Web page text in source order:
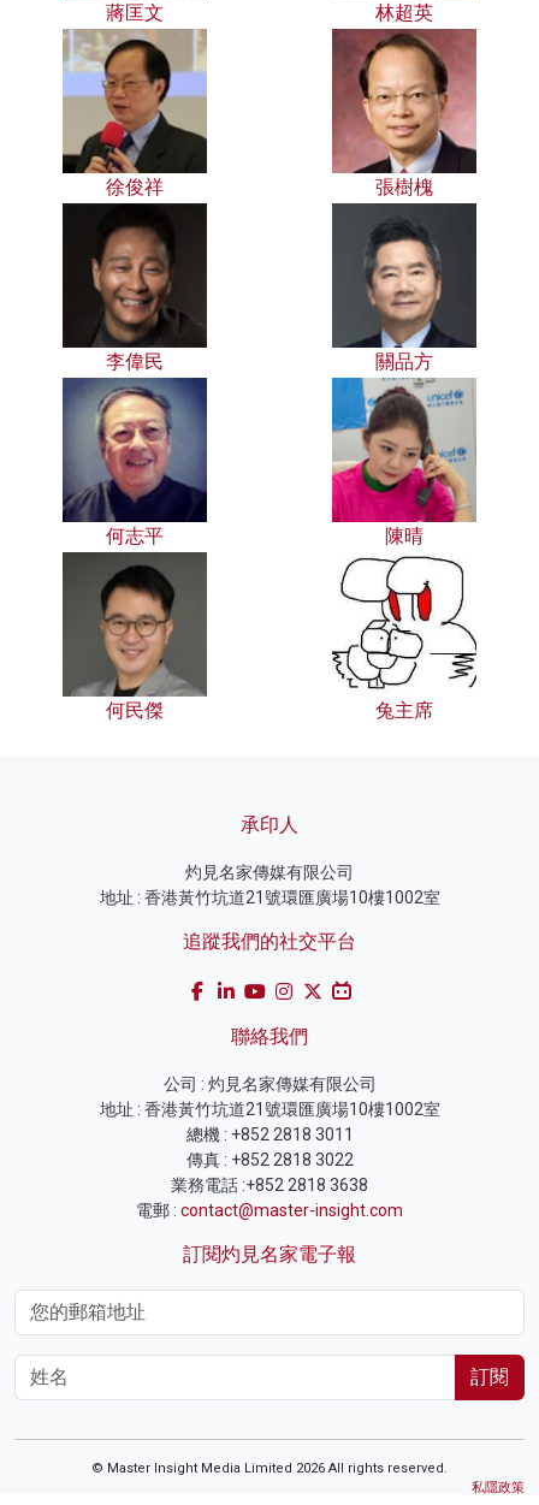
蔣匡文 林超英
徐俊祥 張樹槐
李偉民 關品方
何志平 陳晴
何民傑 兔主席
承印人
灼見名家傳媒有限公司
地址 : 香港黃竹坑道21號環匯廣場10樓1002室
追蹤我們的社交平台
聯絡我們
公司 : 灼見名家傳媒有限公司
地址 : 香港黃竹坑道21號環匯廣場10樓1002室
總機 : +852 2818 3011
傳真 : +852 2818 3022
業務電話 :+852 2818 3638
電郵 : contact@master-insight.com
訂閱灼見名家電子報
訂閱
© Master Insight Media Limited 2026 All rights reserved.
私隱政策